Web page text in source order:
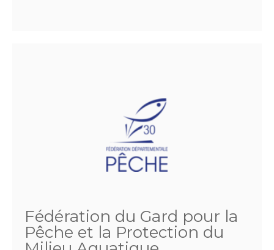
Fédération du Gard pour la
Pêche et la Protection du